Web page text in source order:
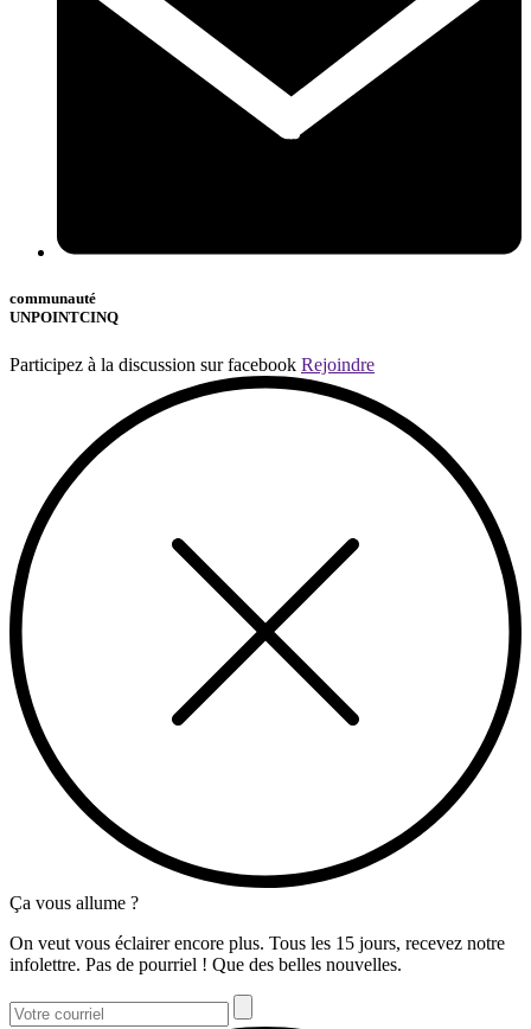
communauté
UNPOINTCINQ
Participez à la discussion sur facebook Rejoindre
Ça vous allume ?
On veut vous éclairer encore plus. Tous les 15 jours, recevez notre
infolettre. Pas de pourriel ! Que des belles nouvelles.